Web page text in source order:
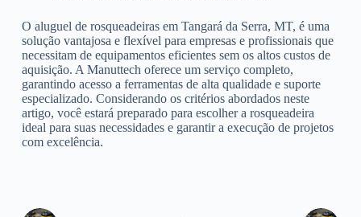
O aluguel de rosqueadeiras em Tangará da Serra, MT, é uma
solução vantajosa e flexível para empresas e profissionais que
necessitam de equipamentos eficientes sem os altos custos de
aquisição. A Manuttech oferece um serviço completo,
garantindo acesso a ferramentas de alta qualidade e suporte
especializado. Considerando os critérios abordados neste
artigo, você estará preparado para escolher a rosqueadeira
ideal para suas necessidades e garantir a execução de projetos
com excelência.